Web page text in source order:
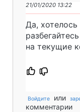
21/01/2020 13:22
Да,
на текущие
Войдите или
комментарии